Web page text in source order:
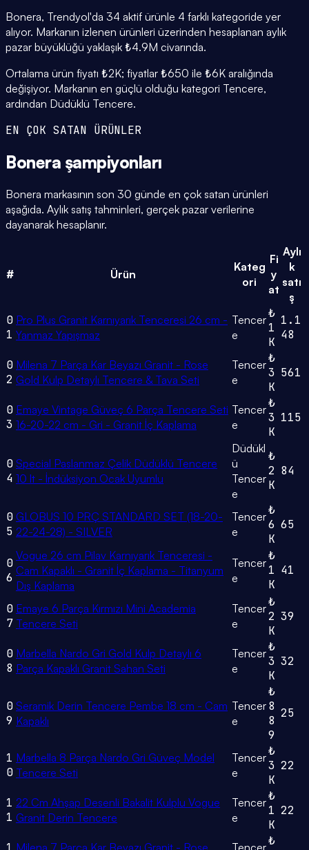
Bonera, Trendyol'da 34 aktif ürünle 4 farklı kategoride yer
alıyor. Markanın izlenen ürünleri üzerinden hesaplanan aylık
pazar büyüklüğü yaklaşık ₺4.9M civarında.
Ortalama ürün fiyatı ₺2K; fiyatlar ₺650 ile ₺6K aralığında
değişiyor. Markanın en güçlü olduğu kategori Tencere,
ardından Düdüklü Tencere.
EN ÇOK SATAN ÜRÜNLER
Bonera şampiyonları
Bonera markasının son 30 günde en çok satan ürünleri
aşağıda. Aylık satış tahminleri, gerçek pazar verilerine
dayanarak hesaplanır.
# Ürün
Kateg
ori
Fi
y
at
Aylı
k
satı
ş
0
1
Pro Plus Granit Karnıyarık Tenceresi 26 cm -
Yanmaz Yapışmaz
Tencer
e
₺
1
K
1.1
48
0
2
Milena 7 Parça Kar Beyazı Granit - Rose
Gold Kulp Detaylı Tencere & Tava Seti
Tencer
e
₺
3
K
561
0
3
Emaye Vintage Güveç 6 Parça Tencere Seti
16-20-22 cm - Gri - Granit İç Kaplama
Tencer
e
₺
3
K
115
0
4
Special Paslanmaz Çelik Düdüklü Tencere
10 lt - İndüksiyon Ocak Uyumlu
Düdükl
ü
Tencer
e
₺
2
K
84
0
5
GLOBUS 10 PRÇ STANDARD SET (18-20-
22-24-28) - SILVER
Tencer
e
₺
6
K
65
0
6
Vogue 26 cm Pilav Karnıyarık Tenceresi -
Cam Kapaklı - Granit İç Kaplama - Titanyum
Dış Kaplama
Tencer
e
₺
1
K
41
0
7
Emaye 6 Parça Kırmızı Mini Academia
Tencere Seti
Tencer
e
₺
2
K
39
0
8
Marbella Nardo Gri Gold Kulp Detaylı 6
Parça Kapaklı Granit Sahan Seti
Tencer
e
₺
3
K
32
0
9
Seramik Derin Tencere Pembe 18 cm - Cam
Kapaklı
Tencer
e
₺
8
8
9
25
1
0
Marbella 8 Parça Nardo Gri Güveç Model
Tencere Seti
Tencer
e
₺
3
K
22
1
1
22 Cm Ahşap Desenli Bakalit Kulplu Vogue
Granit Derin Tencere
Tencer
e
₺
1
K
22
₺